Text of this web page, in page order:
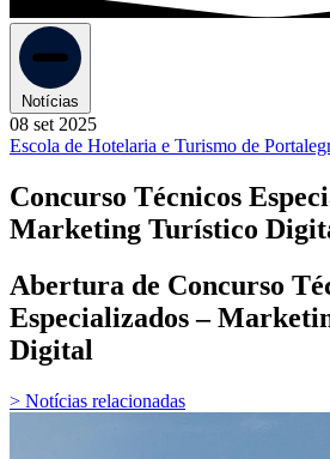
Notícias
08 set 2025
Escola de Hotelaria e Turismo de
Concurso Técnicos
Marketing Turístico
Abertura de Concurso
Especializados –
Digital
> Notícias relacionadas